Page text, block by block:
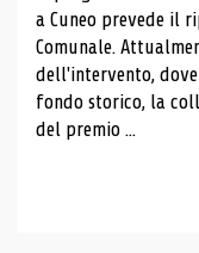
a Cuneo prevede il
Comunale.
dell'intervento,
fondo storico, la
del premio ...